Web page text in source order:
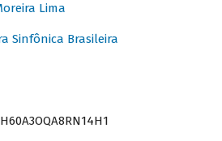
Lima
Sinfônica Brasileira